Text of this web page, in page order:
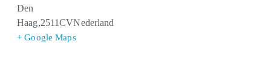
Den
Haag,2511CVNederland
+ Google Maps